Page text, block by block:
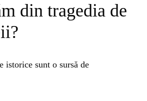
din tragedia de
istorice sunt o sursă de